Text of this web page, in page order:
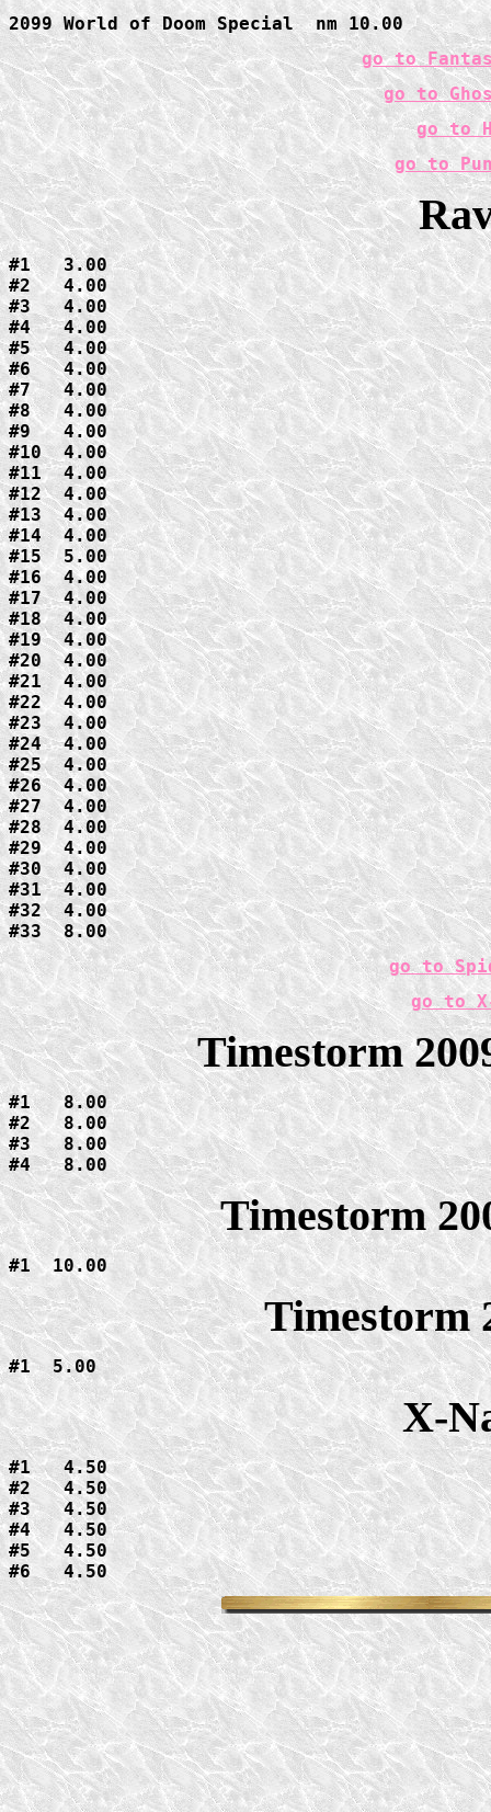
2099 World of Doom Special  nm 10.00
go to
go to
go to
go to
#1   3.00
#2   4.00
#3   4.00
#4   4.00
#5   4.00
#6   4.00
#7   4.00
#8   4.00
#9   4.00
#10  4.00
#11  4.00
#12  4.00
#13  4.00
#14  4.00
#15  5.00
#16  4.00
#17  4.00
#18  4.00
#19  4.00
#20  4.00
#21  4.00
#22  4.00
#23  4.00
#24  4.00
#25  4.00
#26  4.00
#27  4.00
#28  4.00
#29  4.00
#30  4.00
#31  4.00
#32  4.00
#33  8.00
go to
go to
Timestorm
#1   8.00
#2   8.00
#3   8.00
#4   8.00
Timestorm
#1  10.00
Timestorm
#1  5.00
X-
#1   4.50
#2   4.50
#3   4.50
#4   4.50
#5   4.50
#6   4.50